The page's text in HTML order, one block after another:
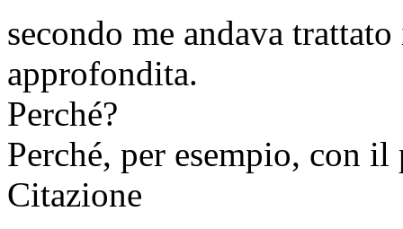
secondo me andava
approfondita.
Perché?
Perché, per esempio, con
Citazione